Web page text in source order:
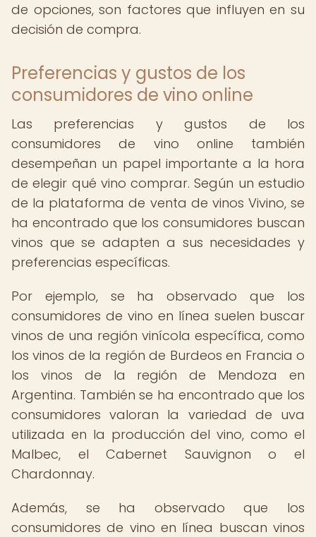
de opciones, son factores que influyen en su
decisión de compra.
Preferencias y gustos de los
consumidores de vino online
Las preferencias y gustos de los
consumidores de vino online también
desempeñan un papel importante a la hora
de elegir qué vino comprar. Según un estudio
de la plataforma de venta de vinos Vivino, se
ha encontrado que los consumidores buscan
vinos que se adapten a sus necesidades y
preferencias específicas.
Por ejemplo, se ha observado que los
consumidores de vino en línea suelen buscar
vinos de una región vinícola específica, como
los vinos de la región de Burdeos en Francia o
los vinos de la región de Mendoza en
Argentina. También se ha encontrado que los
consumidores valoran la variedad de uva
utilizada en la producción del vino, como el
Malbec, el Cabernet Sauvignon o el
Chardonnay.
Además, se ha observado que los
consumidores de vino en línea buscan vinos